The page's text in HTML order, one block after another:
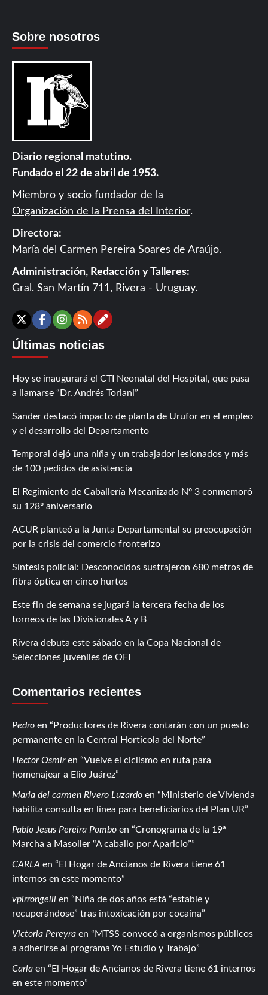
Sobre nosotros
Diario regional matutino.
Fundado el 22 de abril de 1953.
Miembro y socio fundador de la
Organización de la Prensa del Interior.
Directora:
María del Carmen Pereira Soares de Araújo.
Administración, Redacción y Talleres:
Gral. San Martín 711, Rivera - Uruguay.
X Facebook
Instagram
RSSContáctanos
Últimas noticias
Hoy se inaugurará el CTI Neonatal del Hospital, que pasa
a llamarse “Dr. Andrés Toriani”
Sander destacó impacto de planta de Urufor en el empleo
y el desarrollo del Departamento
Temporal dejó una niña y un trabajador lesionados y más
de 100 pedidos de asistencia
El Regimiento de Caballería Mecanizado Nº 3 conmemoró
su 128º aniversario
ACUR planteó a la Junta Departamental su preocupación
por la crisis del comercio fronterizo
Síntesis policial: Desconocidos sustrajeron 680 metros de
fibra óptica en cinco hurtos
Este fin de semana se jugará la tercera fecha de los
torneos de las Divisionales A y B
Rivera debuta este sábado en la Copa Nacional de
Selecciones juveniles de OFI
Comentarios recientes
Pedro en
Productores de Rivera contarán con un puesto
permanente en la Central Hortícola del Norte
Hector Osmiren
Vuelve el ciclismo en ruta para
homenajear a Elio Juárez
Maria del carmen Rivero Luzardo en
Ministerio de Vivienda
habilita consulta en línea para beneficiarios del Plan UR
Pablo Jesus Pereira Pombo en
Cronograma de la 19ª
Marcha a Masoller “A caballo por Aparicio”
CARLA en
El Hogar de Ancianos de Rivera tiene 61
internos en este momento
vpirrongelli en
Niña de dos años está “estable y
recuperándose” tras intoxicación por cocaína
Victoria Pereyra en
MTSS convocó a organismos públicos
a adherirse al programa Yo Estudio y Trabajo
Carla en
El Hogar de Ancianos de Rivera tiene 61 internos
en este momento